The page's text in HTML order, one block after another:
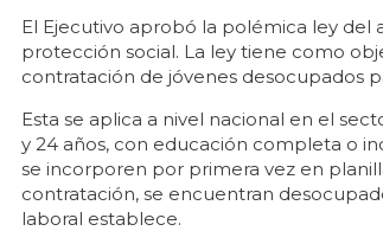
El Ejecutivo aprobó la polémica ley del
protección social. La ley tiene como
contratación de jóvenes desocupados
Esta se aplica a nivel nacional en el
y 24 años, con educación completa o
se incorporen por primera vez en
contratación, se encuentran
laboral establece.